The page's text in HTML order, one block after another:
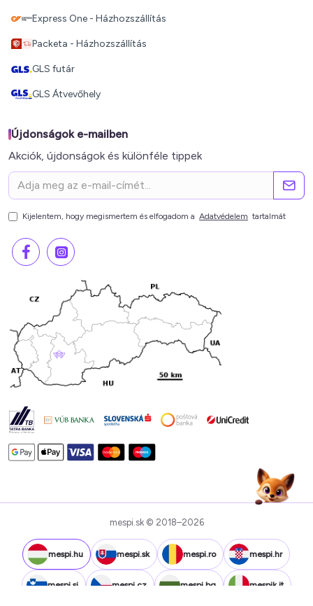
Express One - Házhozszállítás
Packeta - Házhozszállítás
GLS futár
GLS Átvevőhely
Újdonságok e-mailben
Akciók, újdonságok és különféle tippek
Kijelentem, hogy megismertem és elfogadom a Adatvédelem tartalmát
mespi.sk © 2018–2026
mespi.hu mespi.sk mespi.ro mespi.hr
mespi.si mespi.cz mespi.bg mespik.it